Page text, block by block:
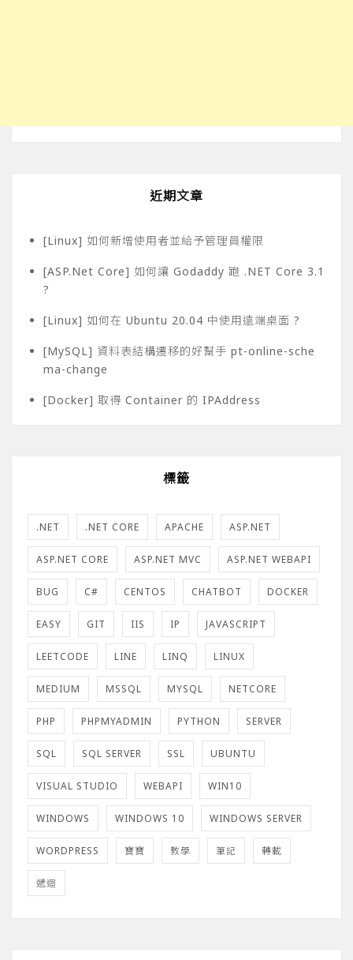
近期文章
[Linux] 如何新增使用者並給予管理員權限
[ASP.Net Core] 如何讓 Godaddy 跑 .NET Core 3.1
?
[Linux] 如何在 Ubuntu 20.04 中使用遠端桌面 ?
[MySQL] 資料表結構遷移的好幫手 pt-online-sche
ma-change
[Docker] 取得 Container 的 IPAddress
標籤
.NET .NET CORE APACHE ASP.NET
ASP.NET CORE ASP.NET MVC ASP.NET WEBAPI
BUG C# CENTOS CHATBOT DOCKER
EASY GIT IIS IP JAVASCRIPT
LEETCODE LINE LINQ LINUX
MEDIUM MSSQL MYSQL NETCORE
PHP PHPMYADMIN PYTHON SERVER
SQL SQL SERVER SSL UBUNTU
VISUAL STUDIO WEBAPI WIN10
WINDOWS WINDOWS 10 WINDOWS SERVER
WORDPRESS 寶寶 教學 筆記 轉載
遞迴